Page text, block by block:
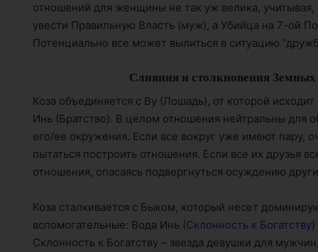
отношений для женщины не так уж велика, учитывая,
увести Правильную Власть (муж), а Убийца на 7-ой
Потенциально все может вылиться в ситуацию
Слияния и столкновения
Коза объединяется с Ву (Лошадь), от которой
Инь (Братство). В целом отношения нейтральны для
его/ее окружения. Если все вокруг уже имеют пару,
пытаться построить отношения. Если все их друзья
отношения, опасаясь подвергнуться осуждению
Коза сталкивается с Быком, который несет
вспомогательные: Вода Инь (Склонность к Богатству
Склонность к Богатству – звезда девушки для